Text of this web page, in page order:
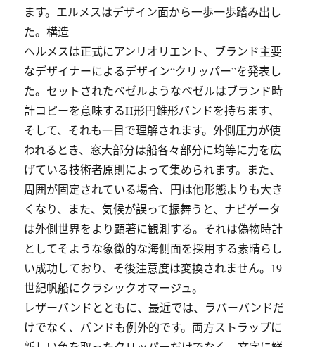
ます。エルメスはデザイン面から一歩一歩踏み出し
た。構造
ヘルメスは正式にアンリオリエント、ブランド主要
なデザイナーによるデザイン“クリッパー”を発表し
た。セットされたベゼルようなベゼルはブランド時
計コピーを意味するH形円錐形バンドを持ちます、
そして、それも一目で理解されます。外側圧力が使
われるとき、窓大部分は船各々部分に均等に力を広
げている技術者原則によって集められます。また、
周囲が固定されている場合、円は他形態よりも大き
くなり、また、気候が誤って振舞うと、ナビゲータ
は外側世界をより顕著に観測する。それは偽物時計
としてそような象徴的な海側面を採用する素晴らし
い成功しており、そ後注意度は変換されません。19
世紀帆船にクラシックオマージュ。
レザーバンドとともに、最近では、ラバーバンドだ
けでなく、バンドも例外的です。両方ストラップに